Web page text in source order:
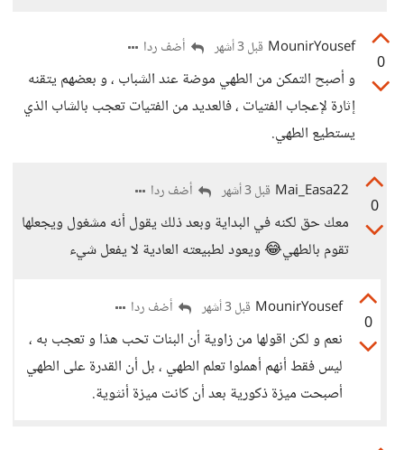
0
MounirYousef قبل 3 أشهر أضف ردا
و أصبح التمكن من الطهي موضة عند الشباب ، و بعضهم يتقنه
إثارة لإعجاب الفتيات ، فالعديد من الفتيات تعجب بالشاب الذي
يستطيع الطهي.
0
Mai_Easa22 قبل 3 أشهر أضف ردا
معك حق لكنه في البداية وبعد ذلك يقول أنه مشغول ويجعلها
تقوم بالطهي😂 ويعود لطبيعته العادية لا يفعل شيء
0
MounirYousef قبل 3 أشهر أضف ردا
نعم و لكن اقولها من زاوية أن البنات تحب هذا و تعجب به ،
ليس فقط أنهم أهملوا تعلم الطهي ، بل أن القدرة على الطهي
أصبحت ميزة ذكورية بعد أن كانت ميزة أنثوية.